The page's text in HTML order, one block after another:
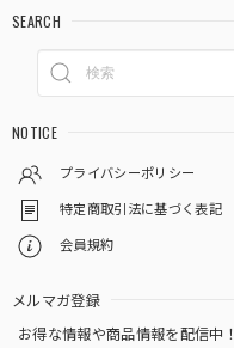
SEARCH
NOTICE
プライバシーポリシー
特定商取引法に基づく表記
会員規約
メルマガ登録
お得な情報や商品情報を配信中！